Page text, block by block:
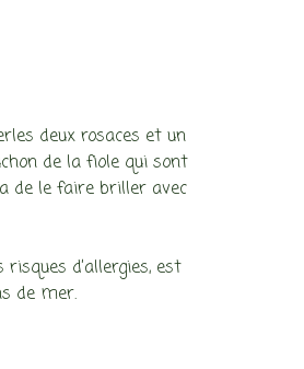
deux rosaces et un
de la fiole qui sont
de le faire briller avec
d’allergies, est
de mer.